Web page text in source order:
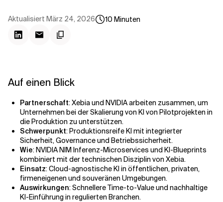
Aktualisiert März 24, 2026 10 Minuten
Auf einen Blick
Partnerschaft: Xebia und NVIDIA arbeiten zusammen, um
Unternehmen bei der Skalierung von KI von Pilotprojekten in
die Produktion zu unterstützen.
Schwerpunkt: Produktionsreife KI mit integrierter
Sicherheit, Governance und Betriebssicherheit.
Wie: NVIDIA NIM Inferenz-Microservices und KI-Blueprints
kombiniert mit der technischen Disziplin von Xebia.
Einsatz: Cloud-agnostische KI in öffentlichen, privaten,
firmeneigenen und souveränen Umgebungen.
Auswirkungen: Schnellere Time-to-Value und nachhaltige
KI-Einführung in regulierten Branchen.